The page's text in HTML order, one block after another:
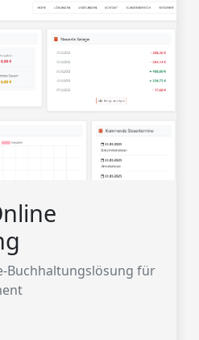
Buchhaltungslösung für